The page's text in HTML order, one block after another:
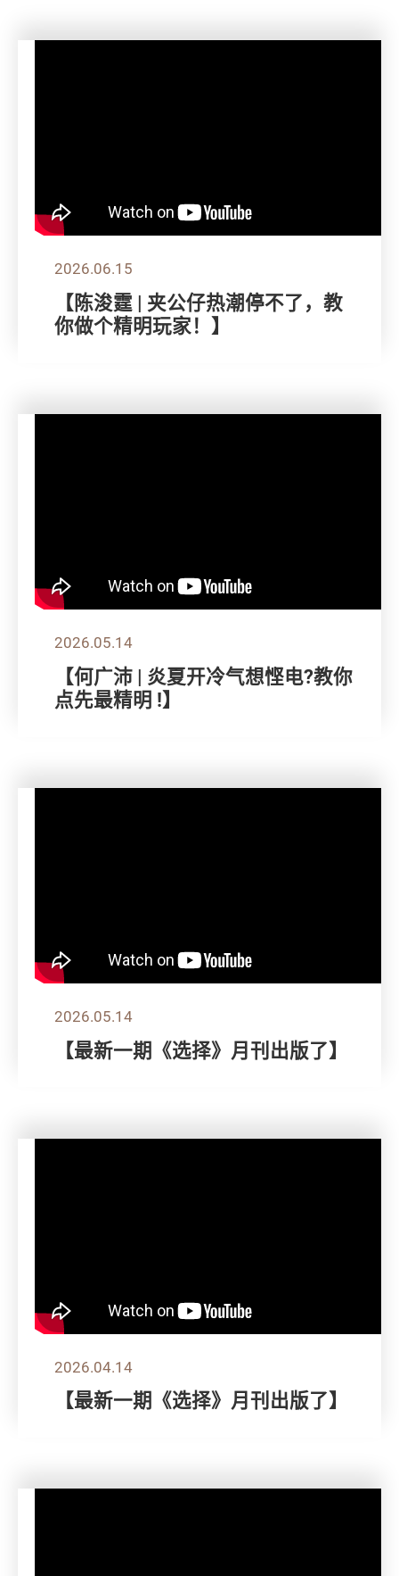
2026.06.15
【陈浚霆 | 夹公仔热潮停不了，教
你做个精明玩家！】
2026.05.14
【何广沛 | 炎夏开冷气想悭电?教你
点先最精明 !】
2026.05.14
【最新一期《选择》月刊出版了】
2026.04.14
【最新一期《选择》月刊出版了】